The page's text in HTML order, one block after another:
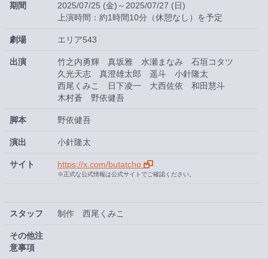
期間
2025/07/25 (金)～2025/07/27 (日)
上演時間：約1時間10分（休憩なし）を予定
劇場 エリア543
出演 竹之内勇輝 真坂雅 水瀬まなみ
石垣コタツ
久光天志
真澄雄太郎 遥斗
小針隆太
西尾くみこ
日下凌一 大西佐依
和田慧斗
木村蒼
野依健吾
脚本 野依健吾
演出 小針隆太
サイト https://x.com/butatcho
※正式な公式情報は公式サイトでご確認ください。
スタッフ 制作 西尾くみこ
その他注
意事項